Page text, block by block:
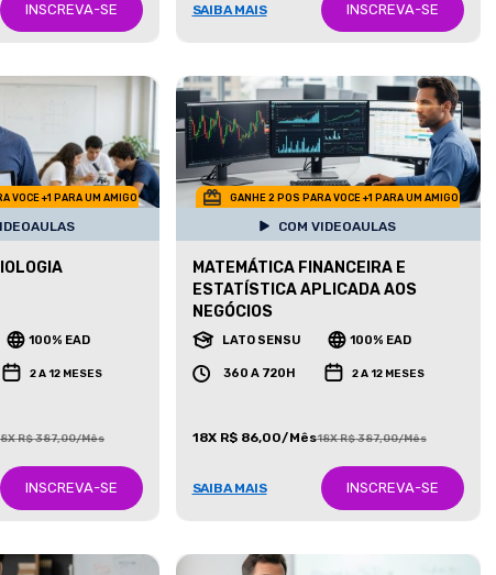
INSCREVA-SE SAIBA MAIS INSCREVA-SE
VOCE +1 PARA UM AMIGO
100% EAD
2 A 12 MESES
R$ 387,00/Mês
INSCREVA-SE
GANHE 2 POS PARA VOCE +1 PARA UM AMIGO
COM VIDEOAULAS
MATEMÁTICA FINANCEIRA E
ESTATÍSTICA APLICADA AOS
NEGÓCIOS
LATO SENSU 100% EAD
360 A 720H 2 A 12 MESES
18X R$ 86,00/Mês18X R$ 387,00/Mês
SAIBA MAIS INSCREVA-SE